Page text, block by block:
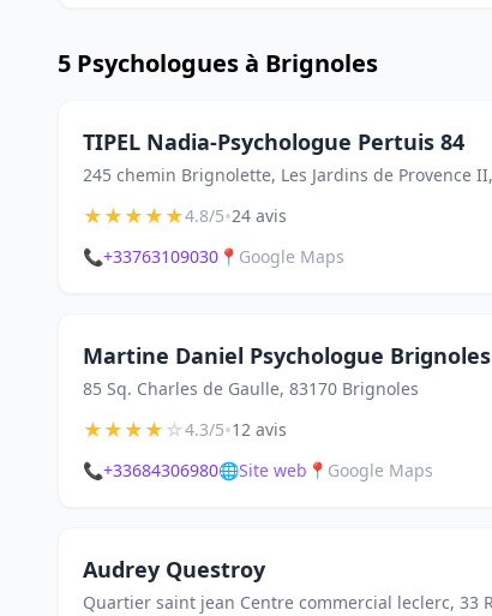
5 Psychologues à Brignoles
TIPEL Nadia-Psychologue Pertuis 84
245 chemin Brignolette, Les Jardins de Provence
★★★★★4.8/5•24 avis
📞+33763109030 📍 Google Maps
Martine Daniel Psychologue Brignoles
85 Sq. Charles de Gaulle, 83170 Brignoles
★★★★☆4.3/5•12 avis
📞+33684306980🌐Site web 📍 Google Maps
Audrey Questroy
Quartier saint jean Centre commercial leclerc, 33